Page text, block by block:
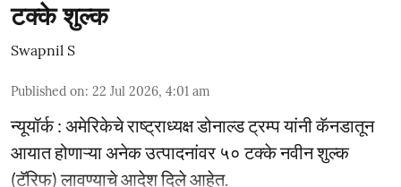
टक्के शुल्क
Swapnil S
Published on: 22 Jul 2026, 4:01 am
न्यूयॉर्क : अमेरिकेचे राष्ट्राध्यक्ष डोनाल्ड ट्रम्प यांनी कॅनडातून
आयात होणाऱ्या अनेक उत्पादनांवर ५० टक्के नवीन शुल्क
(टॅरिफ) लावण्याचे आदेश दिले आहेत.